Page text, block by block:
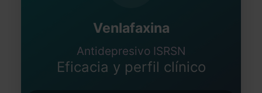
Venlafaxina
Antidepresivo ISRSN
Eficacia y perfil clínico